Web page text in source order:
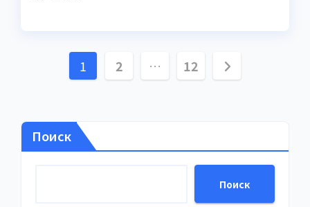
Пагинация
1 2 … 12
Поиск
Поиск